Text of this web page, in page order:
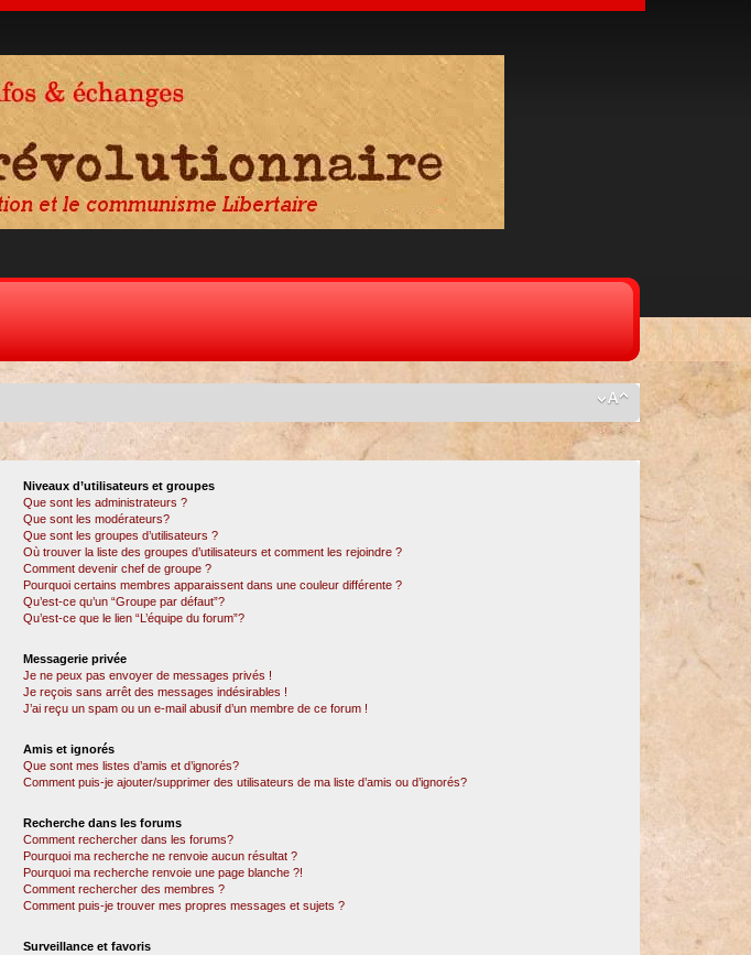
Niveaux d’utilisateurs et groupes
Que sont les administrateurs ?
Que sont les modérateurs?
Que sont les groupes d’utilisateurs ?
Où trouver la liste des groupes d’utilisateurs et comment les rejoindre ?
Comment devenir chef de groupe ?
Pourquoi certains membres apparaissent dans une couleur différente ?
Qu’est-ce qu’un “Groupe par défaut”?
Qu’est-ce que le lien “L’équipe du forum”?
Messagerie privée
Je ne peux pas envoyer de messages privés !
Je reçois sans arrêt des messages indésirables !
J’ai reçu un spam ou un e-mail abusif d’un membre de ce forum !
Amis et ignorés
Que sont mes listes d’amis et d’ignorés?
Comment puis-je ajouter/supprimer des utilisateurs de ma liste d’amis ou d’ignorés?
Recherche dans les forums
Comment rechercher dans les forums?
Pourquoi ma recherche ne renvoie aucun résultat ?
Pourquoi ma recherche renvoie une page blanche ?!
Comment rechercher des membres ?
Comment puis-je trouver mes propres messages et sujets ?
Surveillance et favoris